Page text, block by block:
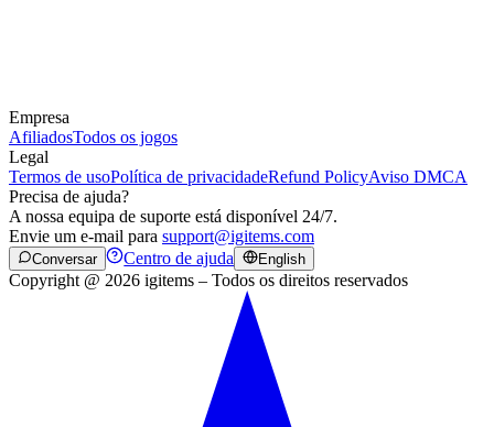
Empresa
AfiliadosTodos os jogos
Legal
Termos de usoPolítica de privacidadeRefund PolicyAviso DMCA
Precisa de ajuda?
A nossa equipa de suporte está disponível 24/7.
Envie um e-mail para support@igitems.com
Conversar Centro de ajuda English
Copyright @ 2026 igitems – Todos os direitos reservados